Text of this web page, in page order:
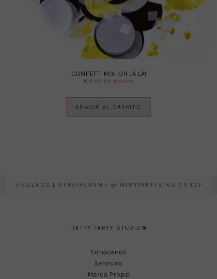
CONFETTI MIX: OH LÀ LÀ!
€4.50 IVA Incluido
AÑADIR AL CARRITO
SÍGUENOS EN INSTAGRAM › @HAPPYPARTYSTUDIOSHOP
HAPPY PARTY STUDIO®
Conócenos
Servicios
Marca Propia